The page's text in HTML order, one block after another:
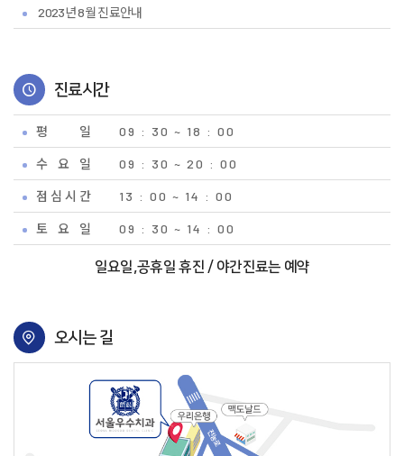
2023년 8월 진료안내
진료시간
평 일 09 : 30 ~ 18 : 00
수 요 일 09 : 30 ~ 20 : 00
점 심 시 간 13 : 00 ~ 14 : 00
토 요 일 09 : 30 ~ 14 : 00
일요일,공휴일 휴진 / 야간진료는 예약
오시는 길